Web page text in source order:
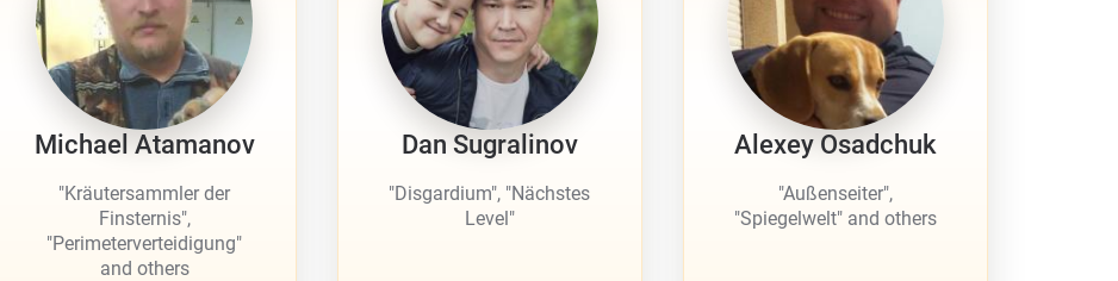
Michael Atamanov
"Kräutersammler der
Finsternis",
"Perimeterverteidigung"
and others
Dan Sugralinov
"Disgardium", "Nächstes
Level"
Alexey Osadchuk
"Außenseiter",
"Spiegelwelt" and others